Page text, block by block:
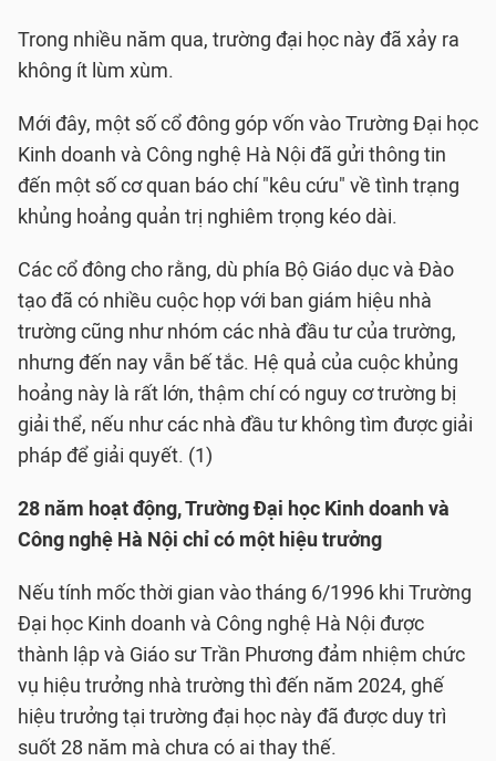
Trong nhiều năm qua, trường đại học này đã xảy ra
không ít lùm xùm.
Mới đây, một số cổ đông góp vốn vào Trường Đại học
Kinh doanh và Công nghệ Hà Nội đã gửi thông tin
đến một số cơ quan báo chí "kêu cứu" về tình trạng
khủng hoảng quản trị nghiêm trọng kéo dài.
Các cổ đông cho rằng, dù phía Bộ Giáo dục và Đào
tạo đã có nhiều cuộc họp với ban giám hiệu nhà
trường cũng như nhóm các nhà đầu tư của trường,
nhưng đến nay vẫn bế tắc. Hệ quả của cuộc khủng
hoảng này là rất lớn, thậm chí có nguy cơ trường bị
giải thể, nếu như các nhà đầu tư không tìm được giải
pháp để giải quyết. (1)
28 năm hoạt động, Trường Đại học Kinh doanh và
Công nghệ Hà Nội chỉ có một hiệu trưởng
Nếu tính mốc thời gian vào tháng 6/1996 khi Trường
Đại học Kinh doanh và Công nghệ Hà Nội được
thành lập và Giáo sư Trần Phương đảm nhiệm chức
vụ hiệu trưởng nhà trường thì đến năm 2024, ghế
hiệu trưởng tại trường đại học này đã được duy trì
suốt 28 năm mà chưa có ai thay thế.